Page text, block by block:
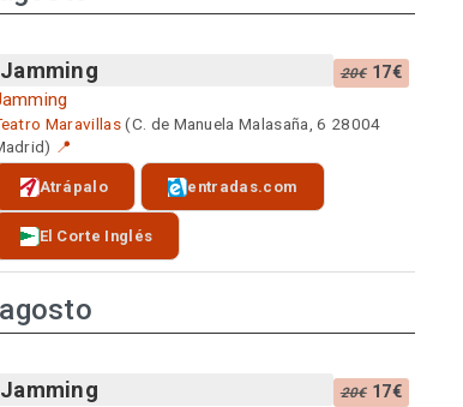
Jamming 20€17€
Maravillas(C. de Manuela Malasaña, 6 28004
📍
Atrápalo entradas.com
El Corte Inglés
Jamming 20€17€